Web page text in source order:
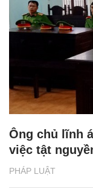
PHÁP LUẬT
Ông chủ lĩnh
việc tật